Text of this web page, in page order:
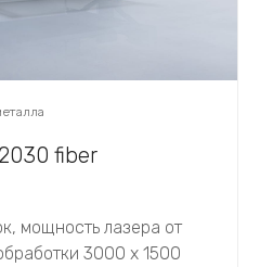
fiber
мощность лазера от
3000 х 1500